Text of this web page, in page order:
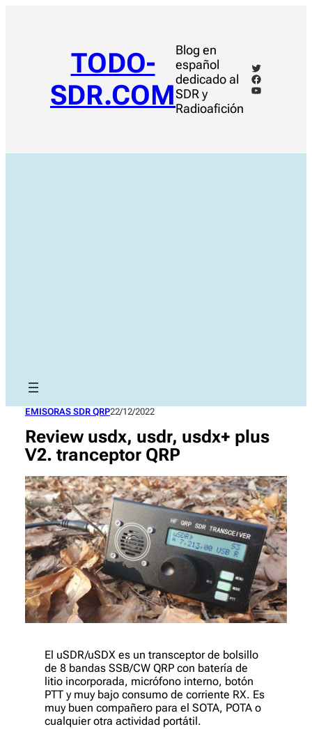
TODO-
SDR.COM
Blog en
español
dedicado al
SDR y
Radioafición
Twitter
Facebook
YouTube
EMISORAS SDR QRP22/12/2022
Review usdx, usdr, usdx+ plus
V2. tranceptor QRP
El uSDR/uSDX es un transceptor de bolsillo
de 8 bandas SSB/CW QRP con batería de
litio incorporada, micrófono interno, botón
PTT y muy bajo consumo de corriente RX. Es
muy buen compañero para el SOTA, POTA o
cualquier otra actividad portátil.